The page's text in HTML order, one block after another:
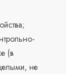
(в
не